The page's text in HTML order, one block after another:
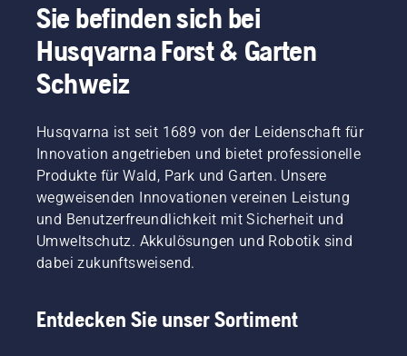
Sie befinden sich bei
Husqvarna Forst & Garten
Schweiz
Husqvarna ist seit 1689 von der Leidenschaft für
Innovation angetrieben und bietet professionelle
Produkte für Wald, Park und Garten. Unsere
wegweisenden Innovationen vereinen Leistung
und Benutzerfreundlichkeit mit Sicherheit und
Umweltschutz. Akkulösungen und Robotik sind
dabei zukunftsweisend.
Entdecken Sie unser Sortiment